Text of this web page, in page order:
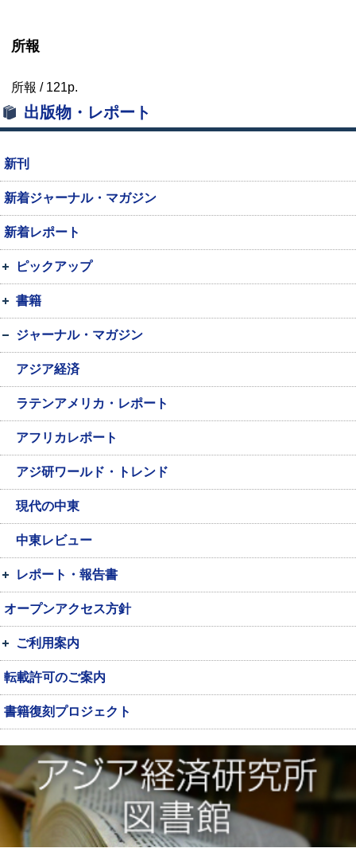
所報
所報 / 121p.
出版物・レポート
新刊
新着ジャーナル・マガジン
新着レポート
ピックアップ
書籍
ジャーナル・マガジン
アジア経済
ラテンアメリカ・レポート
アフリカレポート
アジ研ワールド・トレンド
現代の中東
中東レビュー
レポート・報告書
オープンアクセス方針
ご利用案内
転載許可のご案内
書籍復刻プロジェクト